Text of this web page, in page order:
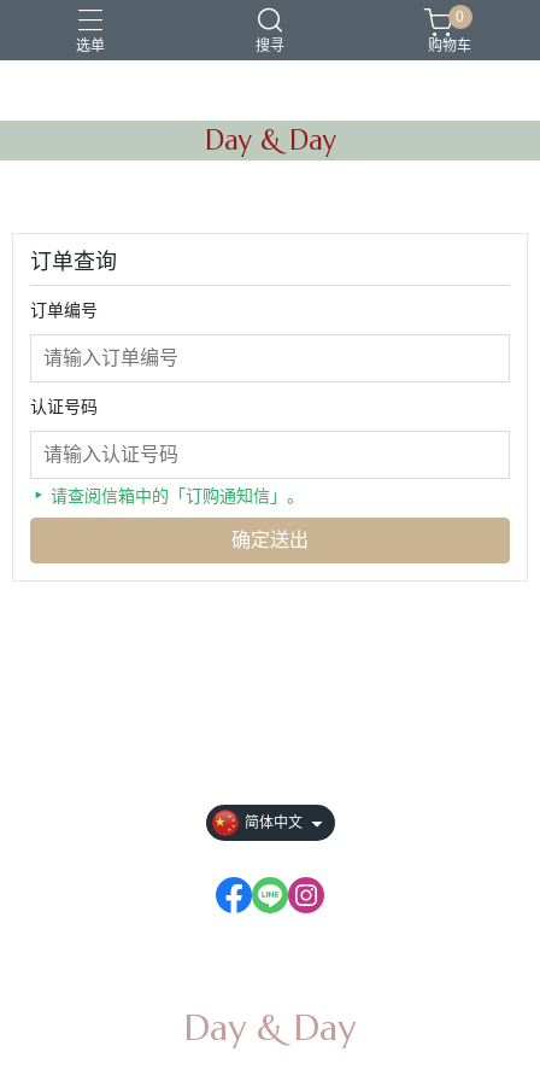
选单 搜寻
0
购物车
Day & Day
订单查询
订单编号
认证号码
请查阅信箱中的「订购通知信」。
确定送出
Day & Day
简体中文